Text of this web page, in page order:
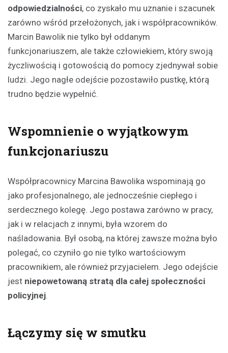
odpowiedzialności, co zyskało mu uznanie i szacunek
zarówno wśród przełożonych, jak i współpracowników.
Marcin Bawolik nie tylko był oddanym
funkcjonariuszem, ale także człowiekiem, który swoją
życzliwością i gotowością do pomocy zjednywał sobie
ludzi. Jego nagłe odejście pozostawiło pustkę, którą
trudno będzie wypełnić.
Wspomnienie o wyjątkowym
funkcjonariuszu
Współpracownicy Marcina Bawolika wspominają go
jako profesjonalnego, ale jednocześnie ciepłego i
serdecznego kolegę. Jego postawa zarówno w pracy,
jak i w relacjach z innymi, była wzorem do
naśladowania. Był osobą, na której zawsze można było
polegać, co czyniło go nie tylko wartościowym
pracownikiem, ale również przyjacielem. Jego odejście
jest niepowetowaną stratą dla całej społeczności
policyjnej.
Łączymy się w smutku